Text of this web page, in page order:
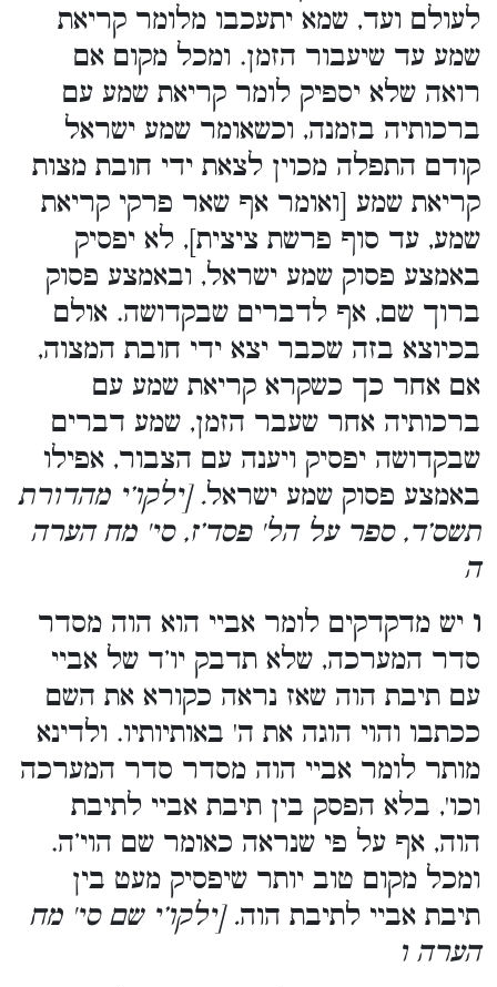
לעולם ועד, שמא יתעכבו מלומר קריאת
שמע עד שיעבור הזמן. ומכל מקום אם
רואה שלא יספיק לומר קריאת שמע עם
ברכותיה בזמנה, וכשאומר שמע ישראל
קודם התפלה מכוין לצאת ידי חובת מצות
קריאת שמע [ואומר אף שאר פרקי קריאת
שמע, עד סוף פרשת ציצית], לא יפסיק
באמצע פסוק שמע ישראל, ובאמצע פסוק
ברוך שם, אף לדברים שבקדושה. אולם
בכיוצא בזה שכבר יצא ידי חובת המצוה,
אם אחר כך כשקרא קריאת שמע עם
ברכותיה אחר שעבר הזמן, שמע דברים
שבקדושה יפסיק ויענה עם הצבור, אפילו
באמצע פסוק שמע ישראל. [ילקו’י מהדורת
תשס’ד, ספר על הל' פסד’ז, סי' מח הערה
ה
ו יש מדקדקים לומר אביי הוא הוה מסדר
סדר המערכה, שלא תדבק יו’ד של אביי
עם תיבת הוה שאז נראה כקורא את השם
ככתבו והוי הוגה את ה' באותיותיו. ולדינא
מותר לומר אביי הוה מסדר סדר המערכה
וכו', בלא הפסק בין תיבת אביי לתיבת
הוה, אף על פי שנראה כאומר שם הוי’ה.
ומכל מקום טוב יותר שיפסיק מעט בין
תיבת אביי לתיבת הוה. [ילקו’י שם סי' מח
הערה ו